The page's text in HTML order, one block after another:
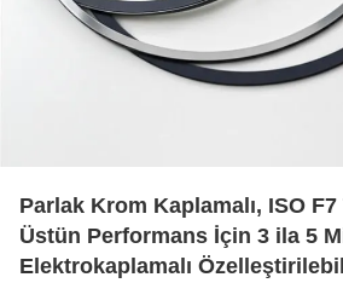
Parlak Krom Kaplamalı, ISO F7
Üstün Performans İçin 3 ila 5
Elektrokaplamalı